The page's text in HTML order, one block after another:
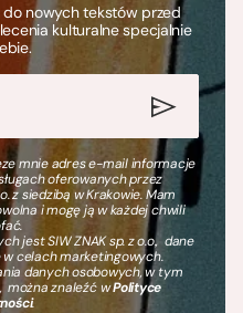
nowych tekstów przed
kulturalne specjalnie
mnie adres e-mail informacje
oferowanych przez
z siedzibą w Krakowie. Mam
i mogę ją w każdej chwili
jest SIW ZNAK sp. z o.o., dane
celach marketingowych.
danych osobowych, w tym
można znaleźć wPolityce
.